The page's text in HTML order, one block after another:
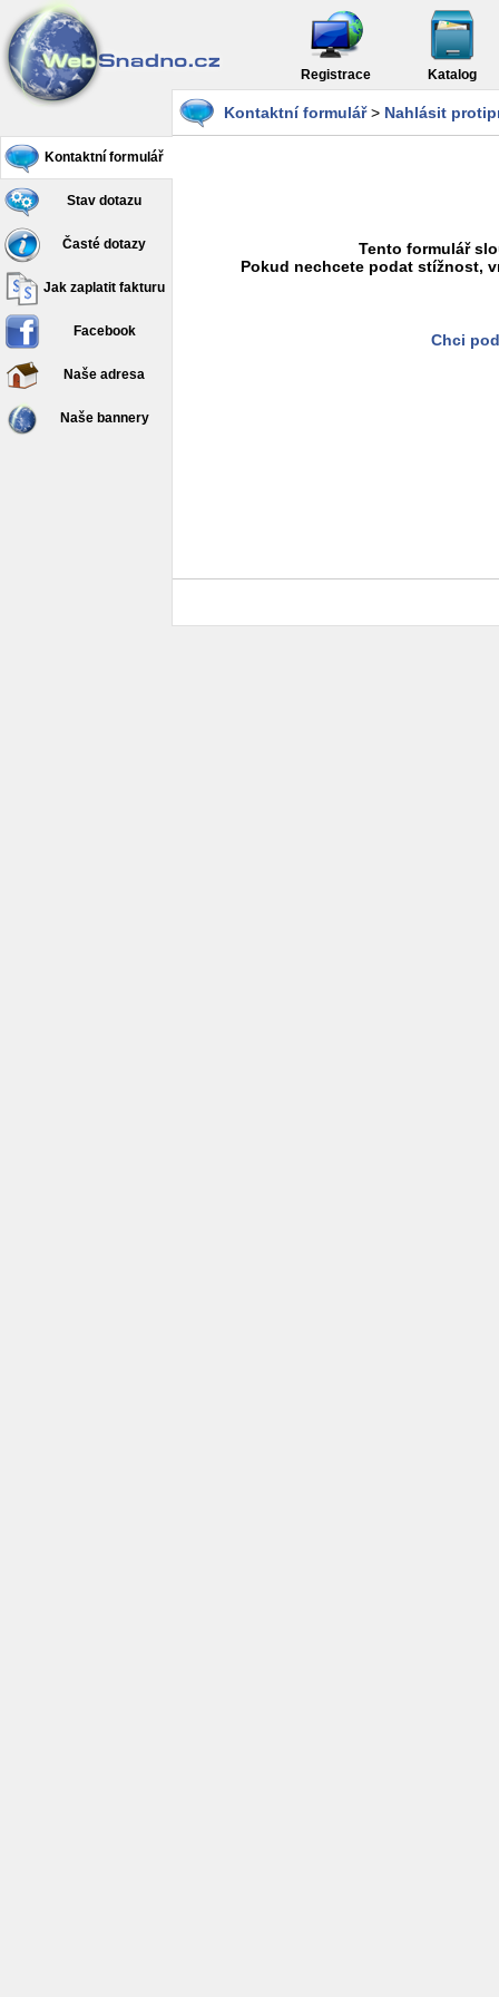
Registrace Katalog
Kontaktní formulář
Stav dotazu
Časté dotazy
Jak zaplatit fakturu
Facebook
Naše adresa
Naše bannery
Kontaktní formulář> Nahlásit
Tento formulář
Pokud nechcete podat stížnost,
Chci